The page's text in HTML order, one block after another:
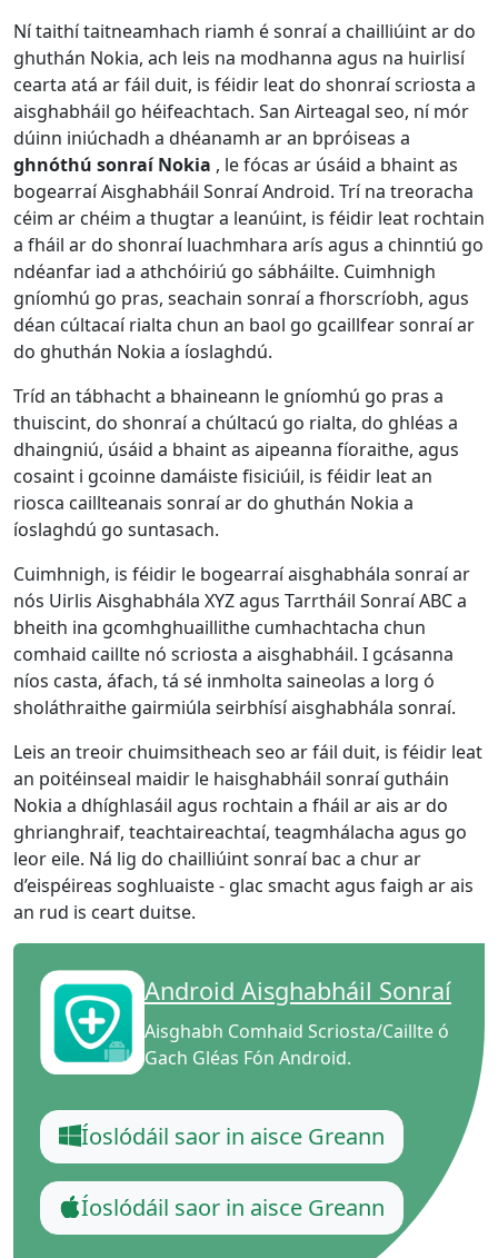
Ní taithí taitneamhach riamh é sonraí a chailliúint ar do
ghuthán Nokia, ach leis na modhanna agus na huirlisí
cearta atá ar fáil duit, is féidir leat do shonraí scriosta a
aisghabháil go héifeachtach. San Airteagal seo, ní mór
dúinn iniúchadh a dhéanamh ar an bpróiseas a
ghnóthú sonraí Nokia , le fócas ar úsáid a bhaint as
bogearraí Aisghabháil Sonraí Android. Trí na treoracha
céim ar chéim a thugtar a leanúint, is féidir leat rochtain
a fháil ar do shonraí luachmhara arís agus a chinntiú go
ndéanfar iad a athchóiriú go sábháilte. Cuimhnigh
gníomhú go pras, seachain sonraí a fhorscríobh, agus
déan cúltacaí rialta chun an baol go gcaillfear sonraí ar
do ghuthán Nokia a íoslaghdú.
Tríd an tábhacht a bhaineann le gníomhú go pras a
thuiscint, do shonraí a chúltacú go rialta, do ghléas a
dhaingniú, úsáid a bhaint as aipeanna fíoraithe, agus
cosaint i gcoinne damáiste fisiciúil, is féidir leat an
riosca caillteanais sonraí ar do ghuthán Nokia a
íoslaghdú go suntasach.
Cuimhnigh, is féidir le bogearraí aisghabhála sonraí ar
nós Uirlis Aisghabhála XYZ agus Tarrtháil Sonraí ABC a
bheith ina gcomhghuaillithe cumhachtacha chun
comhaid caillte nó scriosta a aisghabháil. I gcásanna
níos casta, áfach, tá sé inmholta saineolas a lorg ó
sholáthraithe gairmiúla seirbhísí aisghabhála sonraí.
Leis an treoir chuimsitheach seo ar fáil duit, is féidir leat
an poitéinseal maidir le haisghabháil sonraí gutháin
Nokia a dhíghlasáil agus rochtain a fháil ar ais ar do
ghrianghraif, teachtaireachtaí, teagmhálacha agus go
leor eile. Ná lig do chailliúint sonraí bac a chur ar
d’eispéireas soghluaiste - glac smacht agus faigh ar ais
an rud is ceart duitse.
Android Aisghabháil Sonraí
Aisghabh Comhaid Scriosta/Caillte ó
Gach Gléas Fón Android.
Íoslódáil saor in aisce Greann
Íoslódáil saor in aisce Greann